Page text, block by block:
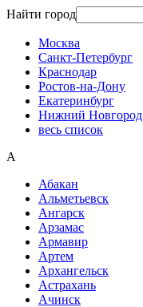
Найти город
Москва
Санкт-Петербург
Краснодар
Ростов-на-Дону
Екатеринбург
Нижний Новгород
весь список
А
Абакан
Альметьевск
Ангарск
Арзамас
Армавир
Артем
Архангельск
Астрахань
Ачинск